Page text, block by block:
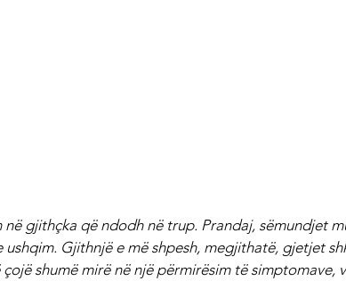
në gjithçka që ndodh në trup. Prandaj, sëmundjet
ushqim. Gjithnjë e më shpesh, megjithatë, gjetjet
shumë mirë në një përmirësim të simptomave,